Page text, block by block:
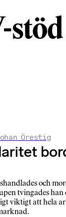
Örestig
och
tvingades han
viktigt att hela